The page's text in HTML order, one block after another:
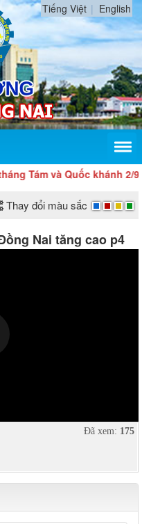
Tiếng Việt English
Quốc khánh 2/9
Thay đổi màu sắc
Nai tăng cao p4
Đã xem: 175